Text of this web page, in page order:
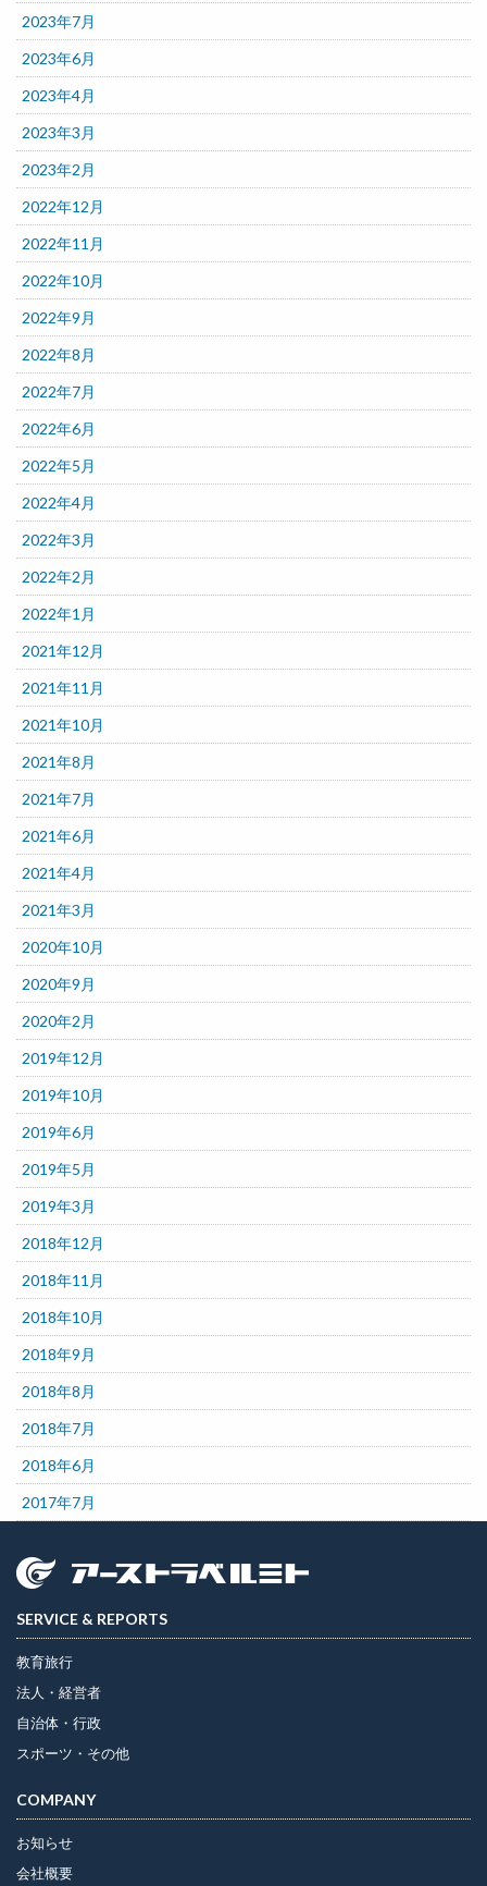
2023年7月
2023年6月
2023年4月
2023年3月
2023年2月
2022年12月
2022年11月
2022年10月
2022年9月
2022年8月
2022年7月
2022年6月
2022年5月
2022年4月
2022年3月
2022年2月
2022年1月
2021年12月
2021年11月
2021年10月
2021年8月
2021年7月
2021年6月
2021年4月
2021年3月
2020年10月
2020年9月
2020年2月
2019年12月
2019年10月
2019年6月
2019年5月
2019年3月
2018年12月
2018年11月
2018年10月
2018年9月
2018年8月
2018年7月
2018年6月
2017年7月
SERVICE & REPORTS
教育旅行
法人・経営者
自治体・行政
スポーツ・その他
COMPANY
お知らせ
会社概要